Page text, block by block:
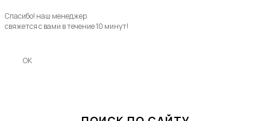
Спасибо! наш менеджер
свяжется с вами в течение 10 минут!
OK